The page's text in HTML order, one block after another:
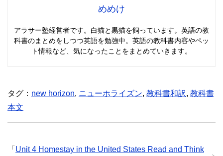
めめけ
アラサー塾経営者です。白猫と黒猫を飼っています。英語の教
科書のまとめをしつつ英語を勉強中。英語の教科書内容やペッ
ト情報など、気になったことをまとめていきます。
タグ： new horizon, ニューホライズン, 教科書和訳, 教科書
本文
「 Unit 4 Homestay in the United States Read and Think